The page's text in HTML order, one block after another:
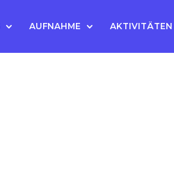
AUFNAHME AKTIVITÄTEN